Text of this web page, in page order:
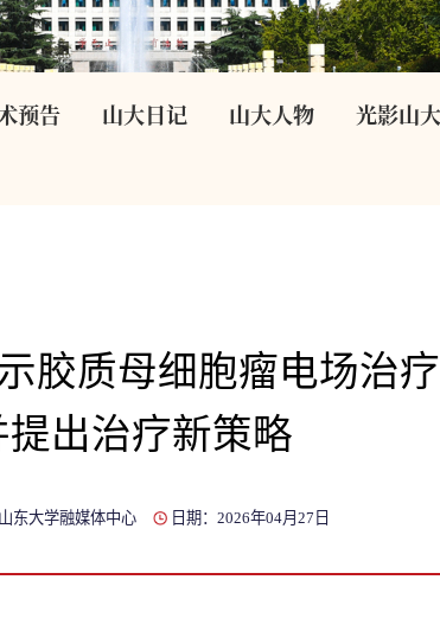
预告 山大日记 山大人物 光影山大
胶质母细胞瘤电场治
提出治疗新策略
东大学融媒体中心 日期：2026年04月27日